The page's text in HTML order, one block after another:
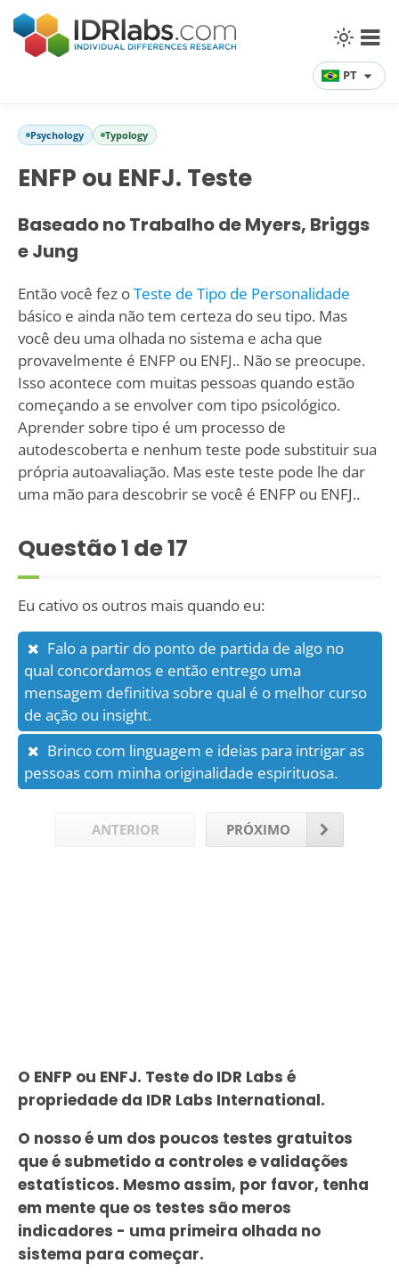
PT
Psychology Typology
ENFP ou ENFJ. Teste
Baseado no Trabalho de Myers, Briggs
e Jung
Então você fez oTeste de Tipo de Personalidade
básico e ainda não tem certeza do seu tipo. Mas
você deu uma olhada no sistema e acha que
provavelmente é ENFP ou ENFJ.. Não se preocupe.
Isso acontece com muitas pessoas quando estão
começando a se envolver com tipo psicológico.
Aprender sobre tipo é um processo de
autodescoberta e nenhum teste pode substituir sua
própria autoavaliação. Mas este teste pode lhe dar
uma mão para descobrir se você é ENFP ou ENFJ..
Questão1 de 17
Eu cativo os outros mais quando eu:
Falo a partir do ponto de partida de algo no
qual concordamos e então entrego uma
mensagem definitiva sobre qual é o melhor curso
de ação ou insight.
Brinco com linguagem e ideias para intrigar as
pessoas com minha originalidade espirituosa.
ANTERIOR PRÓXIMO
O ENFP ou ENFJ. Teste do IDR Labs é
propriedade da IDR Labs International.
O nosso é um dos poucos testes gratuitos
que é submetido a controles e validações
estatísticos. Mesmo assim, por favor, tenha
em mente que os testes são meros
indicadores - uma primeira olhada no
sistema para começar.